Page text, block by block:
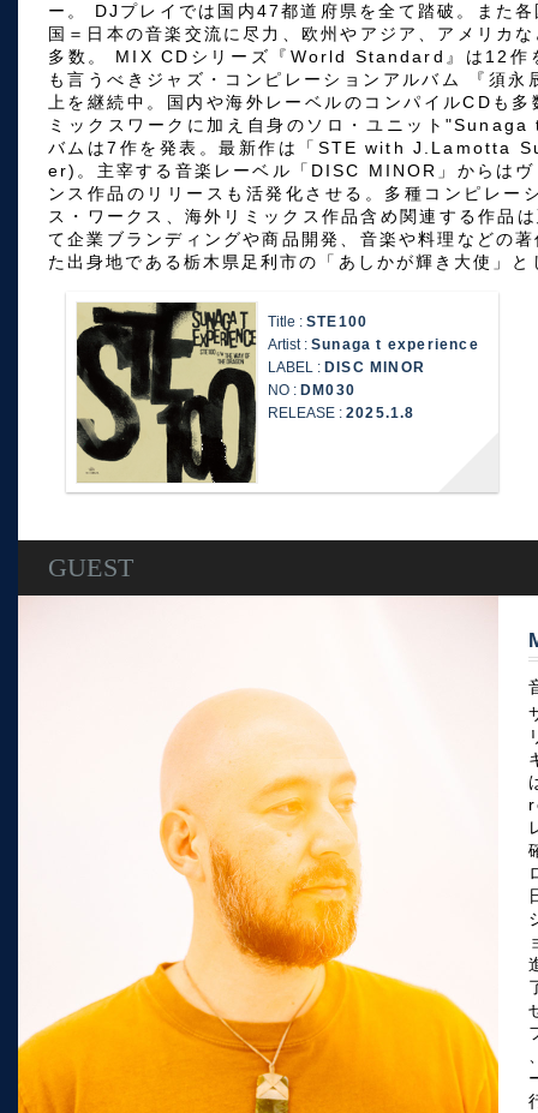
ー。 DJプレイでは国内47都道府県を全て踏破。また
国＝日本の音楽交流に尽力、欧州やアジア、アメリカ
多数。 MIX CDシリーズ『World Standard』は12作
も言うべきジャズ・コンピレーションアルバム 『須
上を継続中。国内や海外レーベルのコンパイルCDも
ミックスワークに加え自身のソロ・ユニット
バムは7作を発表。最新作は「STE with J.Lamotta
er)。主宰する音楽レーベル「DISC MINOR」からは
ンス作品のリリースも活発化させる。多種コンピレー
ス・ワークス、海外リミックス作品含め関連する作品
て企業ブランディングや商品開発、音楽や料理などの
た出身地である栃木県足利市の「あしかが輝き大使」
Title : STE100
Artist : Sunaga t experience
LABEL : DISC MINOR
NO : DM030
RELEASE : 2025.1.8
GUEST